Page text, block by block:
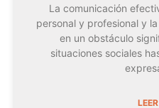
La comunicación
personal y profesional y
en un obstáculo
situaciones sociales